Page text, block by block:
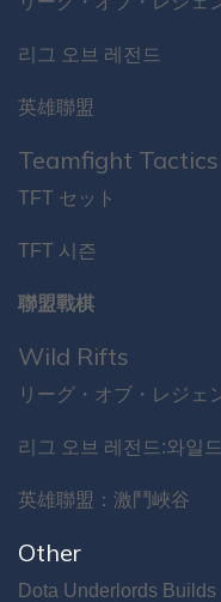
리그 오브 레전드
英雄聯盟
Teamfight Tactics
TFT セット
TFT 시즌
聯盟戰棋
Wild Rifts
リーグ・オブ・レジェ
리그 오브 레전드:와일
英雄聯盟：激鬥峽谷
Other
Dota Underlords Builds